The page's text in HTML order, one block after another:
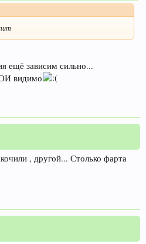
ещё зависим сильно...
видимо
, другой... Столько фарта